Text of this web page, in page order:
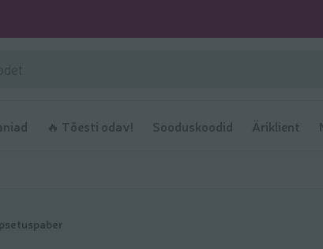
🔥 Tõesti odav! Sooduskoodid Äriklient